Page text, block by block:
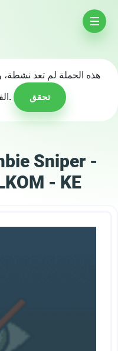
الفئة يمكنك الترويج لها الآن.
تحقق
- KE